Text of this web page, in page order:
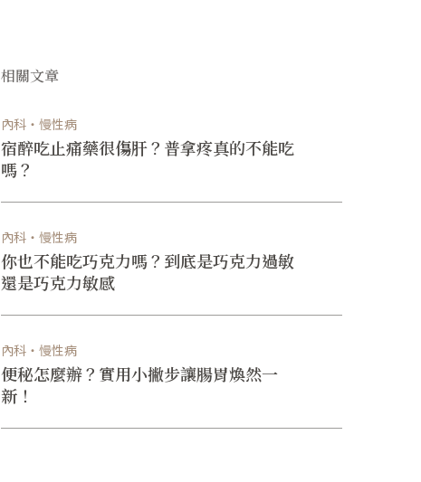
相關文章
內科・慢性病
宿醉吃止痛藥很傷肝？普拿疼真的不能吃
嗎？
內科・慢性病
你也不能吃巧克力嗎？到底是巧克力過敏
還是巧克力敏感
內科・慢性病
便秘怎麼辦？實用小撇步讓腸胃煥然一
新！